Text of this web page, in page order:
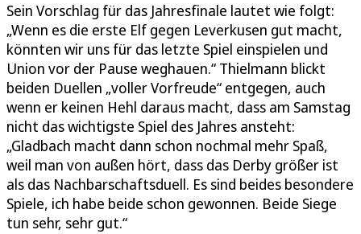
Sein Vorschlag für das Jahresfinale lautet wie folgt:
„Wenn es die erste Elf gegen Leverkusen gut macht,
könnten wir uns für das letzte Spiel einspielen und
Union vor der Pause weghauen.“ Thielmann blickt
beiden Duellen „voller Vorfreude“ entgegen, auch
wenn er keinen Hehl daraus macht, dass am Samstag
nicht das wichtigste Spiel des Jahres ansteht:
„Gladbach macht dann schon nochmal mehr Spaß,
weil man von außen hört, dass das Derby größer ist
als das Nachbarschaftsduell. Es sind beides besondere
Spiele, ich habe beide schon gewonnen. Beide Siege
tun sehr, sehr gut.“